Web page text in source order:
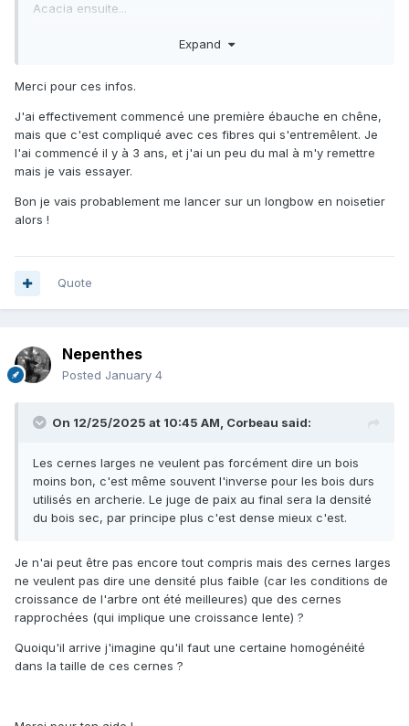
Acacia ensuite...
Ormes, osage, if...de belles essences....
Expand
Merci pour ces infos.
J'ai effectivement commencé une première ébauche en chêne,
mais que c'est compliqué avec ces fibres qui s'entremêlent. Je
l'ai commencé il y à 3 ans, et j'ai un peu du mal à m'y remettre
mais je vais essayer.
Bon je vais probablement me lancer sur un longbow en noisetier
alors !
Quote
Nepenthes
Posted January 4
On 12/25/2025 at 10:45 AM, Corbeau said:
Les cernes larges ne veulent pas forcément dire un bois
moins bon, c'est même souvent l'inverse pour les bois durs
utilisés en archerie. Le juge de paix au final sera la densité
du bois sec, par principe plus c'est dense mieux c'est.
Je n'ai peut être pas encore tout compris mais des cernes larges
ne veulent pas dire une densité plus faible (car les conditions de
croissance de l'arbre ont été meilleures) que des cernes
rapprochées (qui implique une croissance lente) ?
Quoiqu'il arrive j'imagine qu'il faut une certaine homogénéité
dans la taille de ces cernes ?